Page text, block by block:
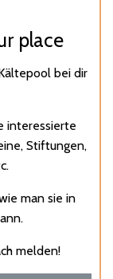
place
bei dir
interessierte
Stiftungen,
man sie in
melden!